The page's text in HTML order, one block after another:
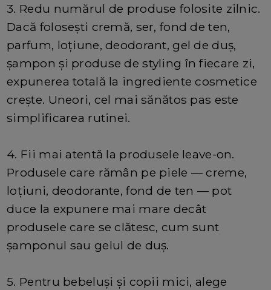
3. Redu numărul de produse folosite zilnic.
Dacă folosești cremă, ser, fond de ten,
parfum, loțiune, deodorant, gel de duș,
șampon și produse de styling în fiecare zi,
expunerea totală la ingrediente cosmetice
crește. Uneori, cel mai sănătos pas este
simplificarea rutinei.
4. Fii mai atentă la produsele leave-on.
Produsele care rămân pe piele — creme,
loțiuni, deodorante, fond de ten — pot
duce la expunere mai mare decât
produsele care se clătesc, cum sunt
șamponul sau gelul de duș.
5. Pentru bebeluși și copii mici, alege